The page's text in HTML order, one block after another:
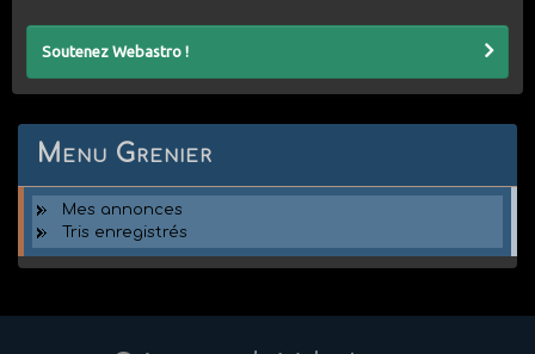
Soutenez Webastro !
Menu Grenier
Mes annonces
Tris enregistrés